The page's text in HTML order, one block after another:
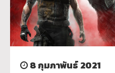
8 กุมภาพันธ์ 2021